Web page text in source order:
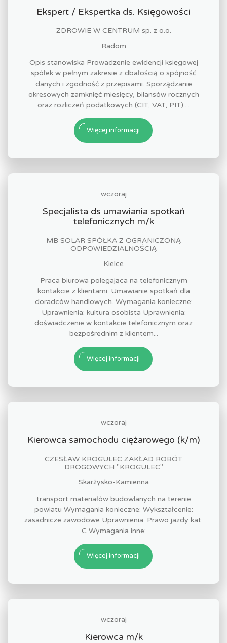
Ekspert / Ekspertka ds. Księgowości
ZDROWIE W CENTRUM sp. z o.o.
Radom
Opis stanowiska Prowadzenie ewidencji księgowej
spółek w pełnym zakresie z dbałością o spójność
danych i zgodność z przepisami. Sporządzanie
okresowych zamknięć miesięcy, bilansów rocznych
oraz rozliczeń podatkowych (CIT, VAT, PIT)....
Więcej informacji
wczoraj
Specjalista ds umawiania spotkań
telefonicznych m/k
MB SOLAR SPÓŁKA Z OGRANICZONĄ
ODPOWIEDZIALNOŚCIĄ
Kielce
Praca biurowa polegająca na telefonicznym
kontakcie z klientami. Umawianie spotkań dla
doradców handlowych. Wymagania konieczne:
Uprawnienia: kultura osobista Uprawnienia:
doświadczenie w kontakcie telefonicznym oraz
bezpośrednim z klientem...
Więcej informacji
wczoraj
Kierowca samochodu ciężarowego (k/m)
CZESŁAW KROGULEC ZAKŁAD ROBÓT
DROGOWYCH "KROGULEC"
Skarżysko-Kamienna
transport materiałów budowlanych na terenie
powiatu Wymagania konieczne: Wykształcenie:
zasadnicze zawodowe Uprawnienia: Prawo jazdy kat.
C Wymagania inne:
Więcej informacji
wczoraj
Kierowca m/k